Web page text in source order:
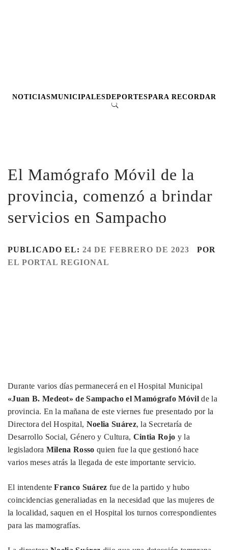
NOTICIASMUNICIPALESDEPORTESPARA RECORDAR
El Mamógrafo Móvil de la
provincia, comenzó a brindar
servicios en Sampacho
PUBLICADO EL: 24 DE FEBRERO DE 2023
POR
EL PORTAL REGIONAL
Durante varios días permanecerá en el Hospital Municipal
«Juan B. Medeot» de Sampacho el Mamógrafo Móvilde la
provincia. En la mañana de este viernes fue presentado por la
Directora del Hospital, Noelia Suárez, la Secretaría de
Desarrollo Social, Género y Cultura, Cintia Rojo y la
legisladora Milena Rossoquien fue la que gestionó hace
varios meses atrás la llegada de este importante servicio.
El intendenteFranco Suárez fue de la partido y hubo
coincidencias generaliadas en la necesidad que las mujeres de
la localidad, saquen en el Hospital los turnos correspondientes
para las mamografías.